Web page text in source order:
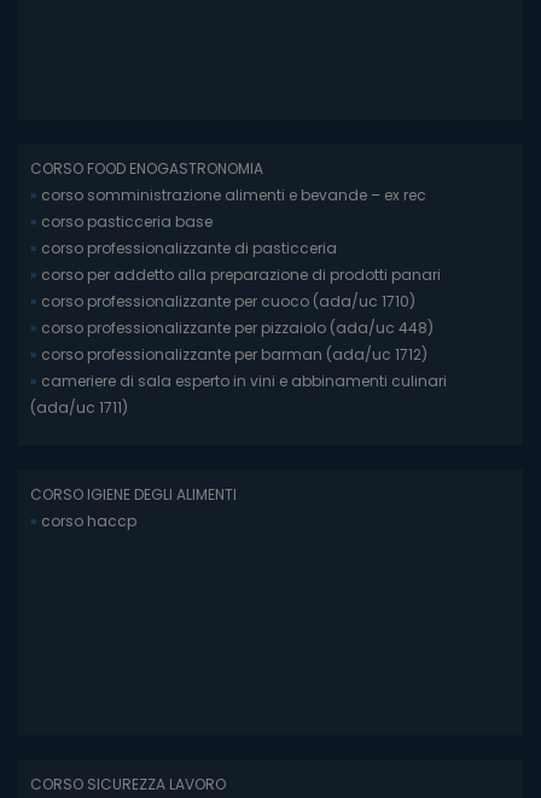
CORSO FOOD ENOGASTRONOMIA
» corso somministrazione alimenti e bevande – ex rec
» corso pasticceria base
» corso professionalizzante di pasticceria
» corso per addetto alla preparazione di prodotti panari
» corso professionalizzante per cuoco (ada/uc 1710)
» corso professionalizzante per pizzaiolo (ada/uc 448)
» corso professionalizzante per barman (ada/uc 1712)
» cameriere di sala esperto in vini e abbinamenti culinari
(ada/uc 1711)
CORSO IGIENE DEGLI ALIMENTI
» corso haccp
CORSO SICUREZZA LAVORO